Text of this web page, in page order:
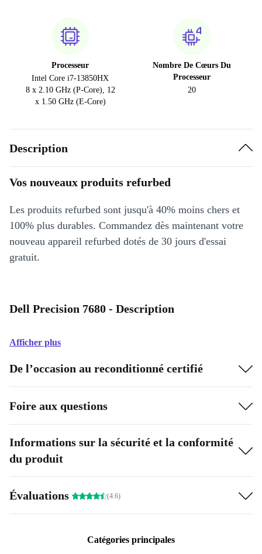
Processeur
Intel Core i7-13850HX
8 x 2.10 GHz (P-Core), 12
x 1.50 GHz (E-Core)
Nombre De Cœurs Du
Processeur
20
Description
Vos nouveaux produits refurbed
Les produits refurbed sont jusqu'à 40% moins chers et
100% plus durables. Commandez dès maintenant votre
nouveau appareil refurbed dotés de 30 jours d'essai
gratuit.
Dell Precision 7680 - Description
Afficher plus
De l’occasion au reconditionné certifié
Foire aux questions
Informations sur la sécurité et la conformité
du produit
Évaluations (4.6)
Catégories principales